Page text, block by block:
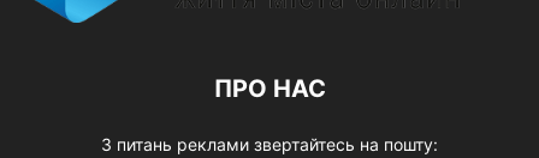
ПРО НАС
З питань реклами звертайтесь на пошту: